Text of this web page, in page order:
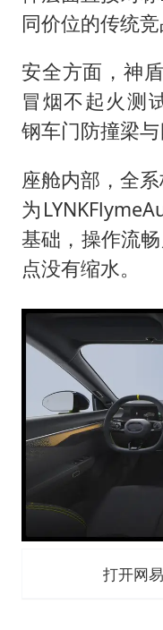
同价位的传统竞
安全方面，神
冒烟不起火测
钢车门防撞梁与
座舱内部，全
为
基础，操作流
点没有缩水。
打开网